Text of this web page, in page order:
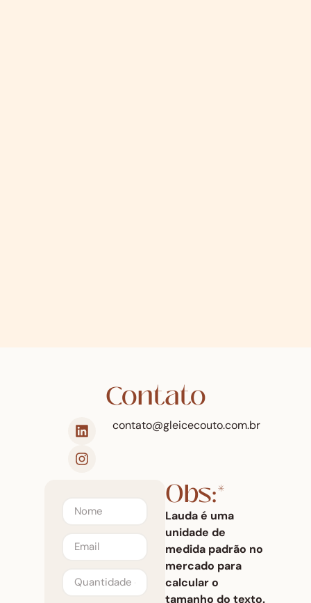
Contato
contato@gleicecouto.com.br
Obs:*
Lauda é uma
unidade de
medida padrão no
mercado para
calcular o
tamanho do texto.